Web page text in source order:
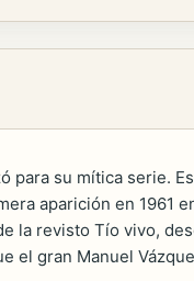
para su mítica serie.
aparición en 1961
revisto Tío vivo,
el gran Manuel